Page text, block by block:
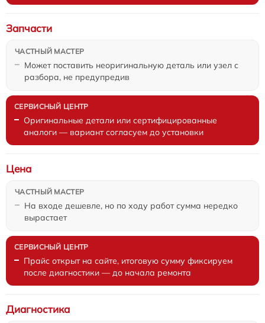
Может поставить неоригинальную деталь или узел с
разбора, не предупредив
Запчасти
Оригинальные детали или сертифицированные
аналоги — вариант согласуем до установки
На входе дешевле, но по ходу работ сумма нередко
вырастает
Цена
Прайс открыт на сайте, итоговую сумму фиксируем
после диагностики — до начала ремонта
Диагностика